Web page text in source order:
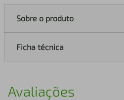
Sobre o produto
Ficha técnica
Avaliações